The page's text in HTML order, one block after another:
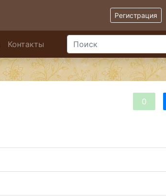
Регистрация
Контакты
0